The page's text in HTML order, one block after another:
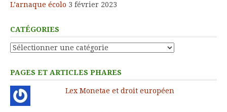
L’arnaque écolo 3 février 2023
CATÉGORIES
Catégories
PAGES ET ARTICLES PHARES
Lex Monetae et droit européen